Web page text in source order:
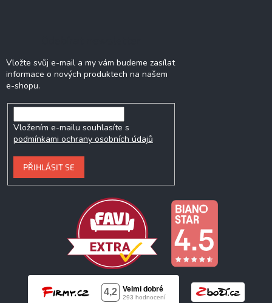
Vložte svůj e-mail a my vám budeme zasílat
informace o nových produktech na našem
e-shopu.
Vložením e-mailu souhlasíte s
podmínkami ochrany osobních údajů
PŘIHLÁSIT SE